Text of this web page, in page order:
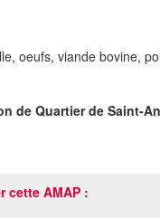
oeufs, viande bovine,
de Quartier de Saint-
cette AMAP :